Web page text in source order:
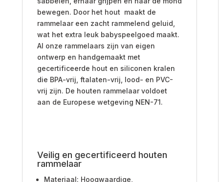
bewegen. Door het hout maakt de
rammelaar een zacht rammelend geluid,
wat het extra leuk babyspeelgoed maakt.
Al onze rammelaars zijn van eigen
ontwerp en handgemaakt met
gecertificeerde hout en siliconen kralen
die BPA-vrij, ftalaten-vrij, lood- en PVC-
vrij zijn. De houten rammelaar voldoet
aan de Europese wetgeving NEN-71.
Veilig en gecertificeerd houten
rammelaar
Materiaal: Hoogwaardige,